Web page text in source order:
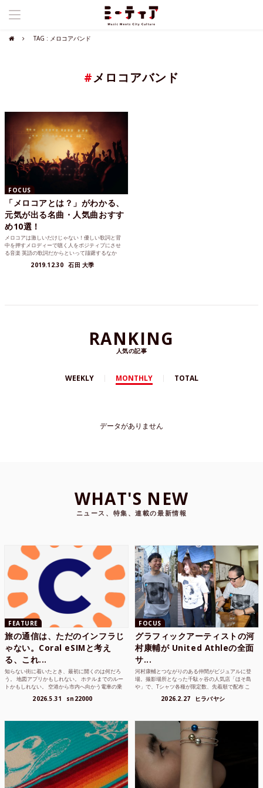
TAG : メロコアバンド
#メロコアバンド
FOCUS
「メロコアとは？」がわかる、
元気が出る名曲・人気曲おすす
め10選！
メロコアは激しいだけじゃない！優しい歌詞と背
中を押すメロディーで聴く人をポジティブにさせ
る音楽 英語の歌詞だからといって躊躇するなか
2019.12.30 石田 大季
RANKING
人気の記事
WEEKLY MONTHLY TOTAL
データがありません
WHAT'S NEW
ニュース、特集、連載の最新情報
FEATURE
旅の通信は、ただのインフラじ
ゃない。Coral eSIMと考え
る、これ...
知らない街に着いたとき、最初に開くのは何だろ
う。 地図アプリかもしれない。 ホテルまでのルー
トかもしれない。 空港から市内へ向かう電車の乗
2026.5.31 sn22000
FOCUS
グラフィックアーティストの河
村康輔が United Athleの全面
サ...
河村康輔とつながりのある仲間がビジュアルに登
場。撮影場所となった千駄ヶ谷の人気店「ほそ島
や」で、Tシャツ各種が限定数、先着順で配布 こ
2026.2.27 ヒラバヤシ